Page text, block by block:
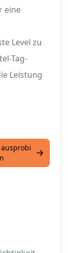
eine
Level zu
Tag-
Leistung
ausprobi